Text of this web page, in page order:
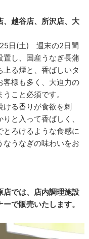
越谷店、所沢店、大
日(土) 週末の2日間
置し、国産うなぎ長蒲
る煙と、香ばしいタ
客様も多く、大迫力の
こと必須です。
ける香りが食欲を刺
と入って香ばしく、
とろけるような食感に
うなぎの味わいをお
店では、店内調理施設
で販売いたします。